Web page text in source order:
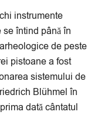
instrumente
întind până în
de peste
pistoane a fost
sistemului de
Blühmel în
dată cântatul